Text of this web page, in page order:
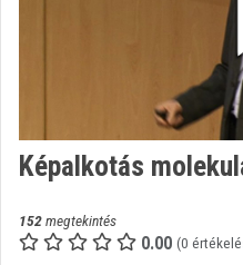
Intézményi listák
Képalkotás
152megtekintés
0.00 (0